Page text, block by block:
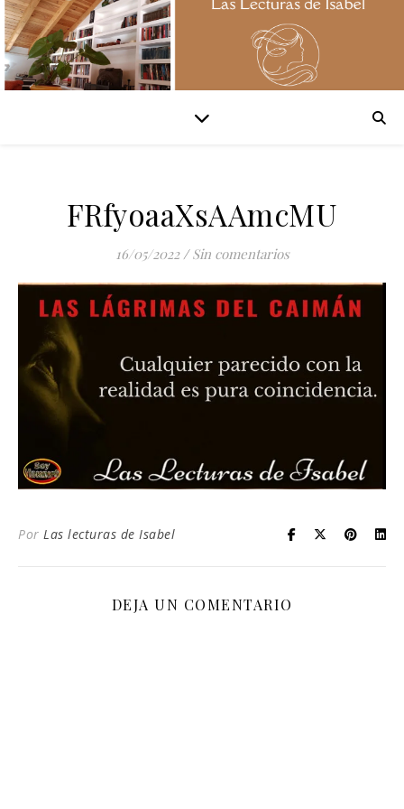
FRfyoaaXsAAmcMU
16/05/2022 / Sin comentarios
Por Las lecturas de Isabel
DEJA UN COMENTARIO